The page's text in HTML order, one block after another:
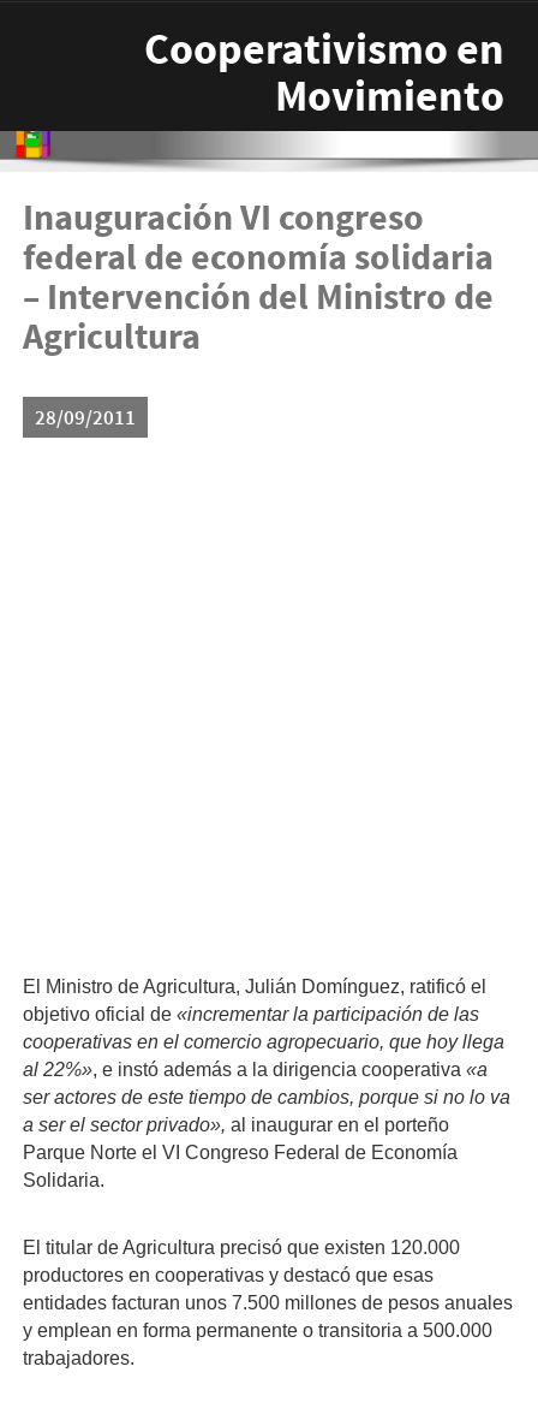
Cooperativismo en
Movimiento
Inauguración VI congreso
federal de economía solidaria
– Intervención del Ministro de
Agricultura
28/09/2011
El Ministro de Agricultura, Julián Domínguez, ratificó el
objetivo oficial de «incrementar la participación de las
cooperativas en el comercio agropecuario, que hoy llega
al 22%», e instó además a la dirigencia cooperativa «a
ser actores de este tiempo de cambios, porque si no lo va
a ser el sector privado», al inaugurar en el porteño
Parque Norte el VI Congreso Federal de Economía
Solidaria.
El titular de Agricultura precisó que existen 120.000
productores en cooperativas y destacó que esas
entidades facturan unos 7.500 millones de pesos anuales
y emplean en forma permanente o transitoria a 500.000
trabajadores.